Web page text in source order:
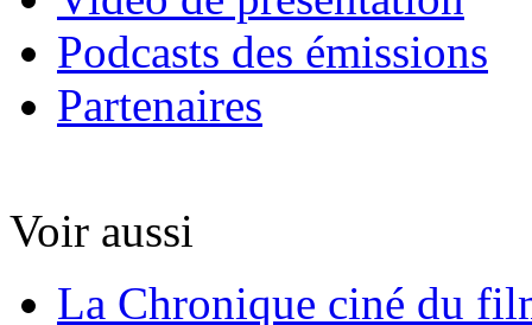
Podcasts des émissions
Partenaires
Voir aussi
La Chronique ciné du